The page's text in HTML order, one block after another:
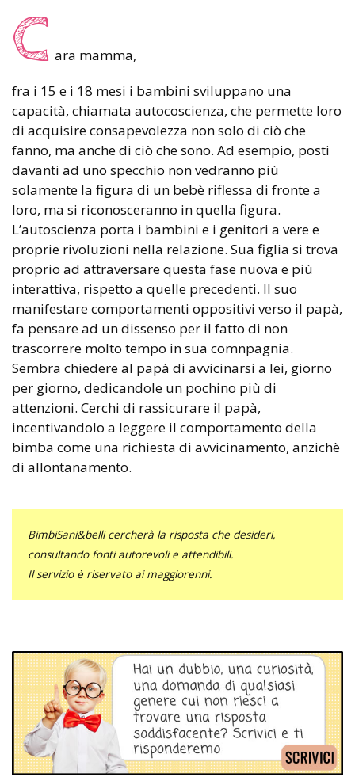
C ara mamma,
fra i 15 e i 18 mesi i bambini sviluppano una
capacità, chiamata autocoscienza, che permette loro
di acquisire consapevolezza non solo di ciò che
fanno, ma anche di ciò che sono. Ad esempio, posti
davanti ad uno specchio non vedranno più
solamente la figura di un bebè riflessa di fronte a
loro, ma si riconosceranno in quella figura.
L’autoscienza porta i bambini e i genitori a vere e
proprie rivoluzioni nella relazione. Sua figlia si trova
proprio ad attraversare questa fase nuova e più
interattiva, rispetto a quelle precedenti. Il suo
manifestare comportamenti oppositivi verso il papà,
fa pensare ad un dissenso per il fatto di non
trascorrere molto tempo in sua comnpagnia.
Sembra chiedere al papà di avvicinarsi a lei, giorno
per giorno, dedicandole un pochino più di
attenzioni. Cerchi di rassicurare il papà,
incentivandolo a leggere il comportamento della
bimba come una richiesta di avvicinamento, anzichè
di allontanamento.
BimbiSani&belli cercherà la risposta che desideri,
consultando fonti autorevoli e attendibili.
Il servizio è riservato ai maggiorenni.